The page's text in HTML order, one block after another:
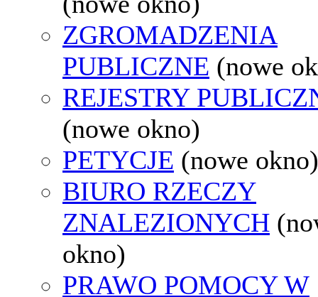
ZGROMADZENIA
PUBLICZNE (nowe
REJESTRY
(nowe okno)
PETYCJE (nowe okno)
BIURO RZECZY
ZNALEZIONYCH
okno)
PRAWO POMOCY W